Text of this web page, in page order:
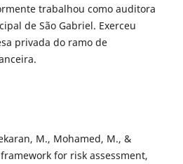
trabalhou como auditora
de São Gabriel. Exerceu
privada do ramo de
M., Mohamed, M., &
for risk assessment,